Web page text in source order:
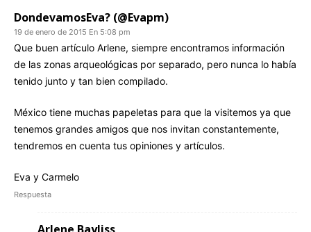
DondevamosEva? (@Evapm)
19 de enero de 2015 En 5:08 pm
Que buen artículo Arlene, siempre encontramos información
de las zonas arqueológicas por separado, pero nunca lo había
tenido junto y tan bien compilado.
México tiene muchas papeletas para que la visitemos ya que
tenemos grandes amigos que nos invitan constantemente,
tendremos en cuenta tus opiniones y artículos.
Eva y Carmelo
Respuesta
Arlene Bayliss